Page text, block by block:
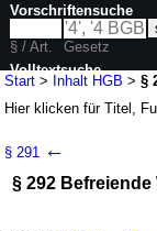
Start > Inhalt HGB >§
Hier klicken fürTitel,
04.02.2026BGBl. 2026
Geltung ab
§ 291 ←
§ 292
Vorschriftensuche
§ / Art.
Gesetz
Volltextsuche
nur in HGB